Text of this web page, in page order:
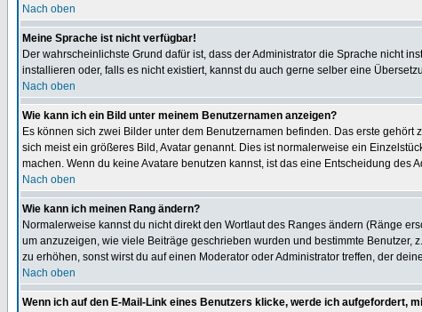
Nach oben
Meine Sprache ist nicht verfügbar!
Der wahrscheinlichste Grund dafür ist, dass der Administrator die Sprache nicht
installieren oder, falls es nicht existiert, kannst du auch gerne selber eine
Nach oben
Wie kann ich ein Bild unter meinem Benutzernamen anzeigen?
Es können sich zwei Bilder unter dem Benutzernamen befinden. Das erste
sich meist ein größeres Bild, Avatar genannt. Dies ist normalerweise ein
machen. Wenn du keine Avatare benutzen kannst, ist das eine Entscheidung
Nach oben
Wie kann ich meinen Rang ändern?
Normalerweise kannst du nicht direkt den Wortlaut des Ranges ändern (Ränge
um anzuzeigen, wie viele Beiträge geschrieben wurden und bestimmte
zu erhöhen, sonst wirst du auf einen Moderator oder Administrator treffen, der
Nach oben
Wenn ich auf den E-Mail-Link eines Benutzers klicke, werde ich aufgefordert,